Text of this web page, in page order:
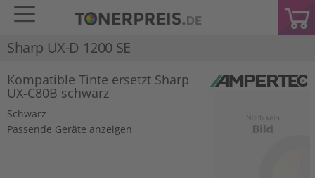
Sharp UX-D 1200 SE
Kompatible Tinte ersetzt Sharp
UX-C80B schwarz
Schwarz
Passende Geräte anzeigen